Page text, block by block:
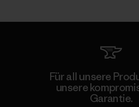
Für all unsere
unsere
Garantie.